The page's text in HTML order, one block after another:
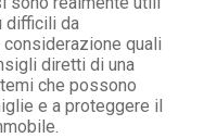
difficili da
quali
diretti di una
che possono
e a proteggere il